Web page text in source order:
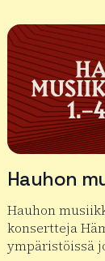
Hauhon
Hauhon
konsertteja
ympäristöissä